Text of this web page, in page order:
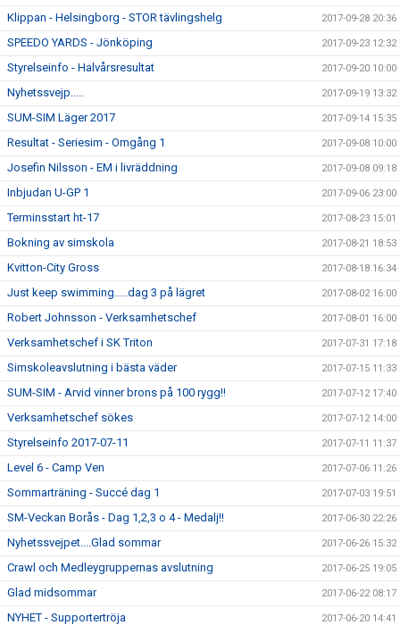
Klippan - Helsingborg - STOR tävlingshelg 2017-09-28 20:36
SPEEDO YARDS - Jönköping 2017-09-23 12:32
Styrelseinfo - Halvårsresultat 2017-09-20 10:00
Nyhetssvejp..... 2017-09-19 13:32
SUM-SIM Läger 2017 2017-09-14 15:35
Resultat - Seriesim - Omgång 1 2017-09-08 10:00
Josefin Nilsson - EM i livräddning 2017-09-08 09:18
Inbjudan U-GP 1 2017-09-06 23:00
Terminsstart ht-17 2017-08-23 15:01
Bokning av simskola 2017-08-21 18:53
Kvitton-City Gross 2017-08-18 16:34
Just keep swimming.....dag 3 på lägret 2017-08-02 16:00
Robert Johnsson - Verksamhetschef 2017-08-01 16:00
Verksamhetschef i SK Triton 2017-07-31 17:18
Simskoleavslutning i bästa väder 2017-07-15 11:33
SUM-SIM - Arvid vinner brons på 100 rygg!! 2017-07-12 17:40
Verksamhetschef sökes 2017-07-12 14:00
Styrelseinfo 2017-07-11 2017-07-11 11:37
Level 6 - Camp Ven 2017-07-06 11:26
Sommarträning - Succé dag 1 2017-07-03 19:51
SM-Veckan Borås - Dag 1,2,3 o 4 - Medalj!! 2017-06-30 22:26
Nyhetssvejpet....Glad sommar 2017-06-26 15:32
Crawl och Medleygruppernas avslutning 2017-06-25 19:05
Glad midsommar 2017-06-22 08:17
NYHET - Supportertröja 2017-06-20 14:41